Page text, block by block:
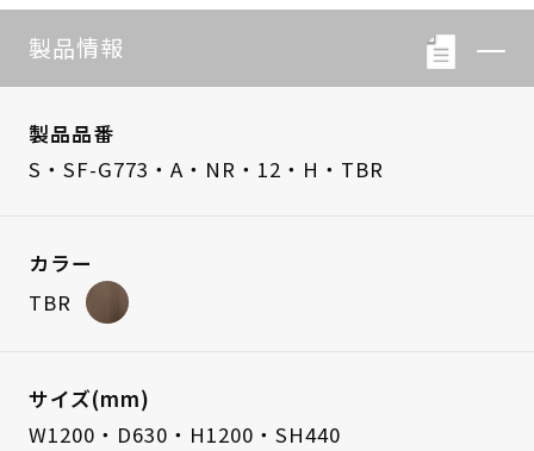
製品情報
製品品番
S・SF-G773・A・NR・12・H・TBR
カラー
TBR
サイズ(mm)
W1200・D630・H1200・SH440